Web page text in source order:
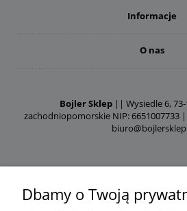
Informacje
O nas
Bojler Sklep || Wysiedle 6,
zachodniopomorskie NIP: 6651007733
Dbamy o Twoją